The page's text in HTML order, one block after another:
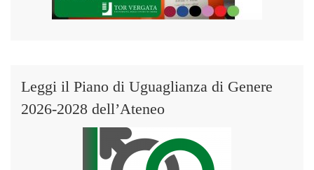
Leggi il Piano di Uguaglianza di Genere
2026-2028 dell’Ateneo